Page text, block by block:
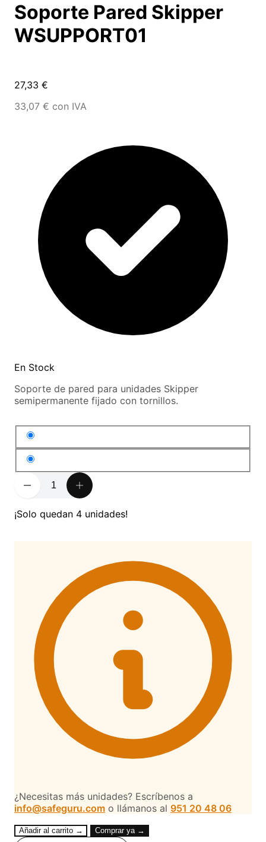
Soporte Pared Skipper
WSUPPORT01
27,33 €
33,07 € con IVA
En Stock
Soporte de pared para unidades Skipper
semipermanente fijado con tornillos.
¡Solo quedan 4 unidades!
¿Necesitas más unidades? Escríbenos a
info@safeguru.com o llámanos al 951 20 48 06
Añadir al carrito → Comprar ya →